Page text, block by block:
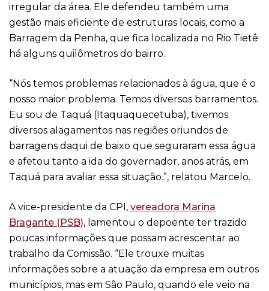
irregular da área. Ele defendeu também uma
gestão mais eficiente de estruturas locais, como a
Barragem da Penha, que fica localizada no Rio Tietê
há alguns quilômetros do bairro.
“Nós temos problemas relacionados à água, que é o
nosso maior problema. Temos diversos barramentos.
Eu sou de Taquá (Itaquaquecetuba), tivemos
diversos alagamentos nas regiões oriundos de
barragens daqui de baixo que seguraram essa água
e afetou tanto a ida do governador, anos atrás, em
Taquá para avaliar essa situação.”, relatou Marcelo.
A vice-presidente da CPI, vereadora Marina
Bragante (PSB), lamentou o depoente ter trazido
poucas informações que possam acrescentar ao
trabalho da Comissão. “Ele trouxe muitas
informações sobre a atuação da empresa em outros
municípios, mas em São Paulo, quando ele veio na